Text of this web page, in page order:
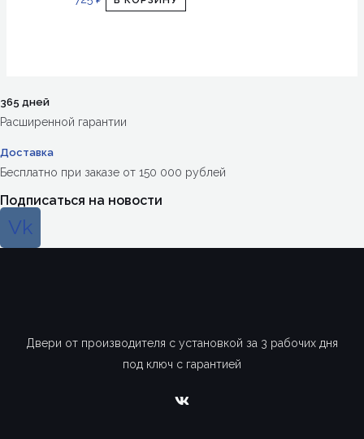
365 дней
Расширенной гарантии
Доставка
Бесплатно при заказе от 150 000 рублей
Подписаться на новости
Vk
Двери от производителя с установкой за 3 рабочих дня
под ключ с гарантией